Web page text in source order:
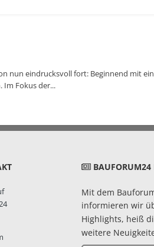
nun eindrucksvoll fort: Beginnend mit
Im Fokus der...
BAUFORUM24
Mit dem
informieren wir
Highlights, heiß
weitere